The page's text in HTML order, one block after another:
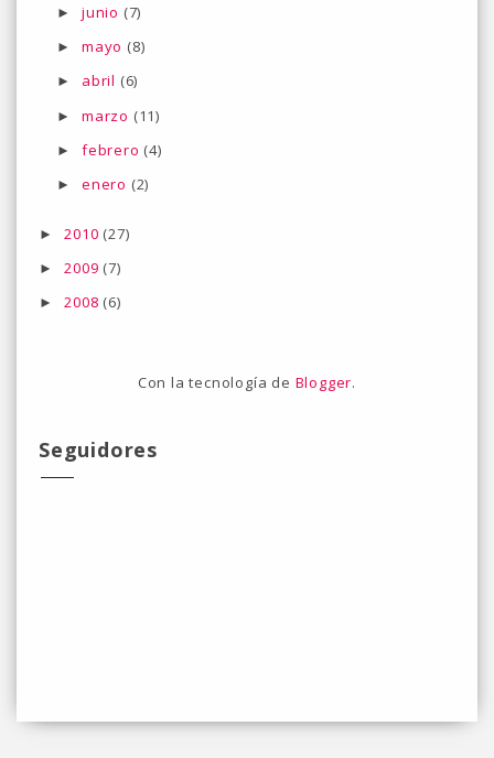
► junio (7)
► mayo (8)
► abril (6)
► marzo (11)
► febrero (4)
► enero (2)
►2010 (27)
►2009 (7)
►2008 (6)
Con la tecnología de Blogger.
Seguidores